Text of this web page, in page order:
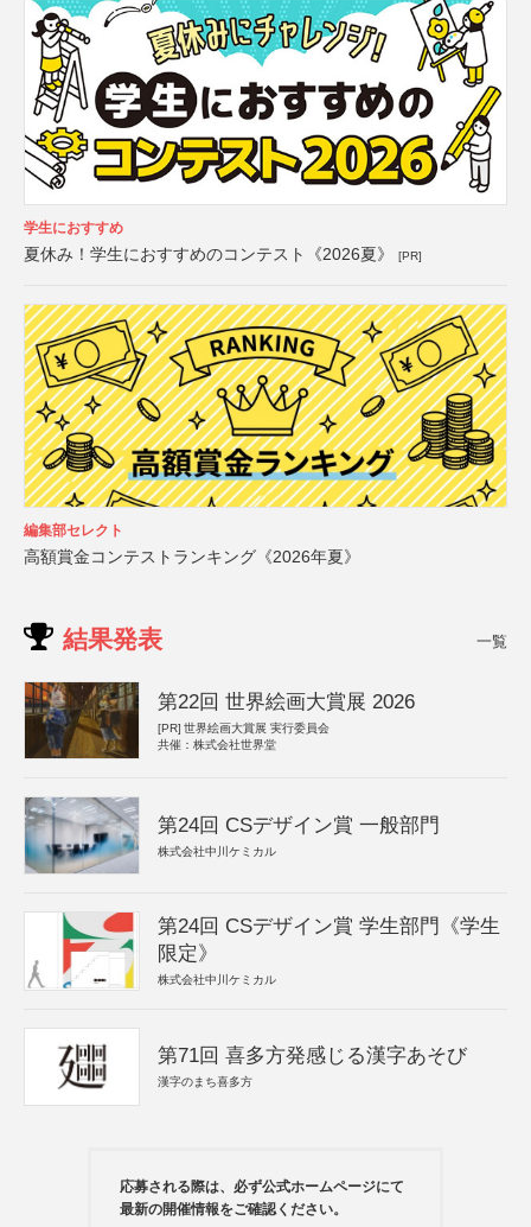
学生におすすめ
夏休み！学生におすすめのコンテスト《2026夏》 [PR]
編集部セレクト
高額賞金コンテストランキング《2026年夏》
結果発表 一覧
第22回 世界絵画大賞展 2026
[PR] 世界絵画大賞展 実行委員会
共催：株式会社世界堂
第24回 CSデザイン賞 一般部門
株式会社中川ケミカル
第24回 CSデザイン賞 学生部門《学生
限定》
株式会社中川ケミカル
第71回 喜多方発感じる漢字あそび
漢字のまち喜多方
応募される際は、必ず公式ホームページにて
最新の開催情報をご確認ください。